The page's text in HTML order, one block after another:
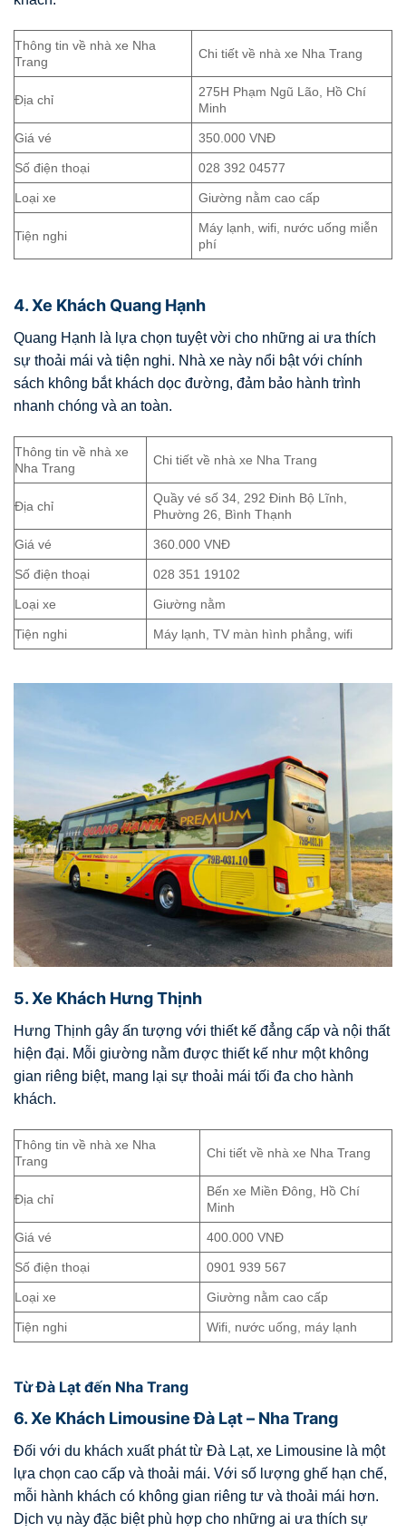
Thông tin về nhà xe Nha
Trang
Chi tiết về nhà xe Nha Trang
Địa chỉ
275H Phạm Ngũ Lão, Hồ Chí
Minh
Giá vé 350.000 VNĐ
Số điện thoại 028 392 04577
Loại xe Giường nằm cao cấp
Tiện nghi
Máy lạnh, wifi, nước uống miễn
phí
4. Xe Khách Quang Hạnh
Quang Hạnh là lựa chọn tuyệt vời cho những ai ưa thích
sự thoải mái và tiện nghi. Nhà xe này nổi bật với chính
sách không bắt khách dọc đường, đảm bảo hành trình
nhanh chóng và an toàn.
Thông tin về nhà xe
Nha Trang
Chi tiết về nhà xe Nha Trang
Địa chỉ
Quầy vé số 34, 292 Đinh Bộ Lĩnh,
Phường 26, Bình Thạnh
Giá vé 360.000 VNĐ
Số điện thoại 028 351 19102
Loại xe Giường nằm
Tiện nghi Máy lạnh, TV màn hình phẳng, wifi
5. Xe Khách Hưng Thịnh
Hưng Thịnh gây ấn tượng với thiết kế đẳng cấp và nội thất
hiện đại. Mỗi giường nằm được thiết kế như một không
gian riêng biệt, mang lại sự thoải mái tối đa cho hành
khách.
Thông tin về nhà xe Nha
Trang
Chi tiết về nhà xe Nha Trang
Địa chỉ
Bến xe Miền Đông, Hồ Chí
Minh
Giá vé 400.000 VNĐ
Số điện thoại 0901 939 567
Loại xe Giường nằm cao cấp
Tiện nghi Wifi, nước uống, máy lạnh
Từ Đà Lạt đến Nha Trang
6. Xe Khách Limousine Đà Lạt – Nha Trang
Đối với du khách xuất phát từ Đà Lạt, xe Limousine là một
lựa chọn cao cấp và thoải mái. Với số lượng ghế hạn chế,
mỗi hành khách có không gian riêng tư và thoải mái hơn.
Dịch vụ này đặc biệt phù hợp cho những ai ưa thích sự